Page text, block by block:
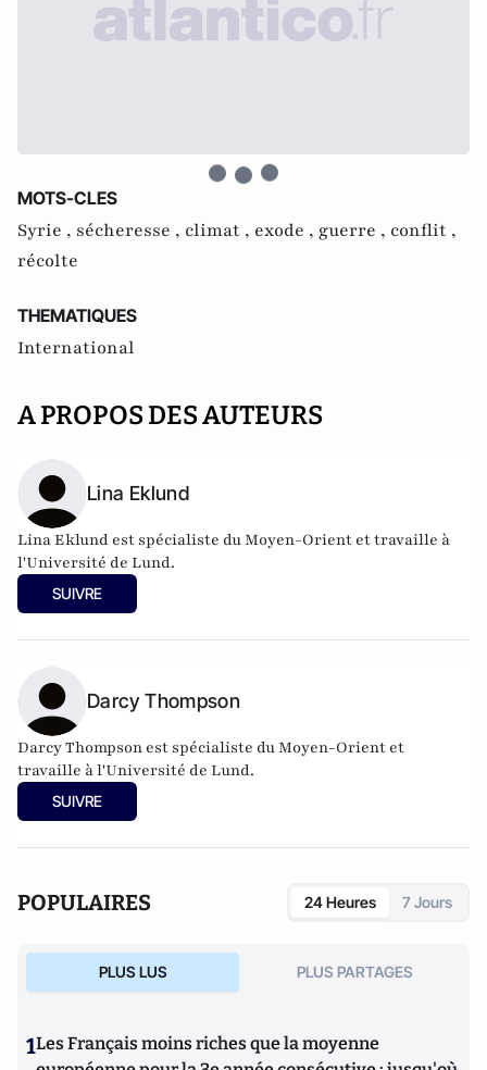
MOTS-CLES
Syrie , sécheresse , climat , exode , guerre , conflit ,
récolte
THEMATIQUES
International
A PROPOS DES AUTEURS
Lina Eklund
Lina Eklund est spécialiste du Moyen-Orient et travaille à
l'Université de Lund.
SUIVRE
Darcy Thompson
Darcy Thompson est spécialiste du Moyen-Orient et
travaille à l'Université de Lund.
SUIVRE
POPULAIRES 24 Heures 7 Jours
PLUS LUS PLUS PARTAGES
1Les Français moins riches que la moyenne